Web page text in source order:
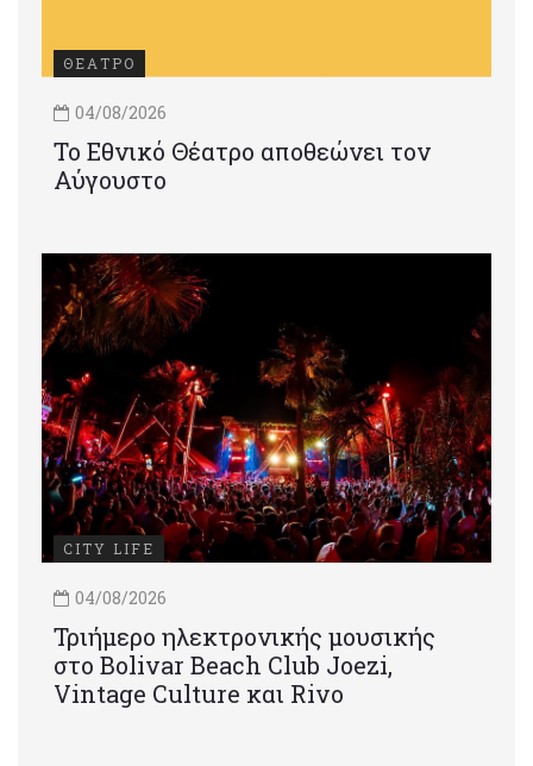
ΘΕΑΤΡΟ
04/08/2026
Το Εθνικό Θέατρο αποθεώνει τον
Αύγουστο
CITY LIFE
04/08/2026
Τριήμερο ηλεκτρονικής μουσικής
στο Bolivar Beach Club Joezi,
Vintage Culture και Rivo